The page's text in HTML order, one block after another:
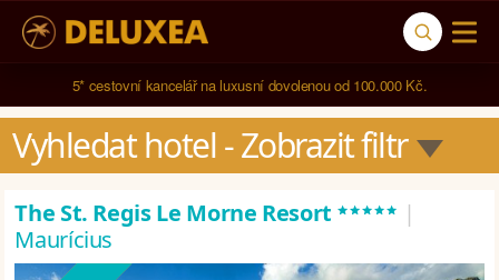
5* cestovní kancelář na luxusní dovolenou od 100.000 Kč.
Vyhledat hotel - Zobrazit filtr
The St. Regis Le Morne Resort ***** |
Maurícius